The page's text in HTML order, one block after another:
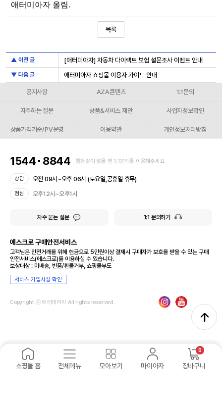
애터미아자 올림.
목록
▲ 이전 글 [애터미아자] 자동차 다이렉트 보험 설문조사 이벤트 안내
▼ 다음 글 애터미아자 쇼핑몰 이용자 가이드 안내
쇼핑몰 홈 전체메뉴 모아보기 마이아자 장바구니
0
공지사항 AZA콘텐츠 1:1문의
자주하는 질문 상품&서비스 제안 사업자정보확인
상품가격기준/PV운영 이용약관 개인정보처리방침
1544 8844 통화량이 많을 땐 1:1문의를 이용해주세요
상담 오전 09시~오후 06시 (토요일,공휴일 휴무)
점심 오후12시~오후1시
자주 묻는 질문 1:1 문의하기
에스크로 구매안전서비스
고객님은 안전거래를 위해 현금으로 5만원이상 결제시 구매자가 보호를 받을 수 있는 구매
안전서비스(에스크로)를 이용하실 수 있습니다.
보상대상 : 미배송, 반품/환불거부, 쇼핑몰부도
서비스 가입사실 확인
Copyright ⓒ 애터미아자 All rights reserved.